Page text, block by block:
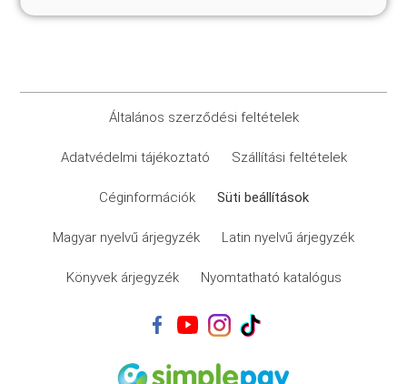
Általános szerződési feltételek
Adatvédelmi tájékoztató Szállítási feltételek
Céginformációk Süti beállítások
Magyar nyelvű árjegyzék Latin nyelvű árjegyzék
Könyvek árjegyzék Nyomtatható katalógus